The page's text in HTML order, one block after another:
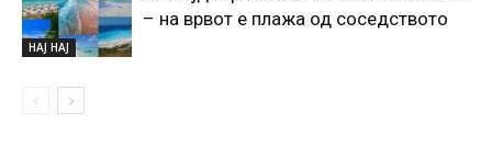
НАЈ НАЈ
– на врвот е плажа од соседството